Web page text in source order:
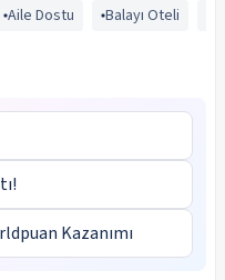
Aile Dostu Balayı Oteli
Kazanımı